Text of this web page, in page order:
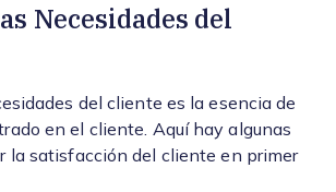
Necesidades del
del cliente es la esencia de
en el cliente. Aquí hay algunas
la satisfacción del cliente en primer